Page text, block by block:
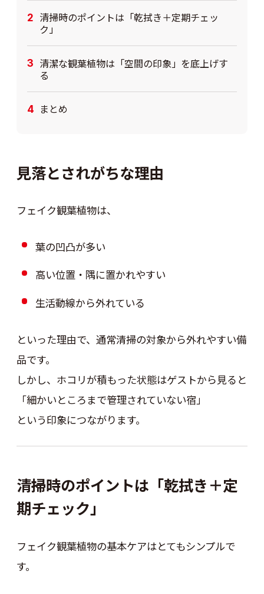
清掃時のポイントは「乾拭き＋定期チェッ
ク」
清潔な観葉植物は「空間の印象」を底上げす
る
まとめ
見落とされがちな理由
フェイク観葉植物は、
葉の凹凸が多い
高い位置・隅に置かれやすい
生活動線から外れている
といった理由で、通常清掃の対象から外れやすい備
品です。
しかし、ホコリが積もった状態はゲストから見ると
「細かいところまで管理されていない宿」
という印象につながります。
清掃時のポイントは「乾拭き＋定
期チェック」
フェイク観葉植物の基本ケアはとてもシンプルで
す。